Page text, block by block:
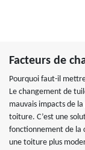
Facteurs de
Pourquoi faut-il
Le changement de
mauvais impacts de
toiture. C’est une
fonctionnement de la
une toiture plus